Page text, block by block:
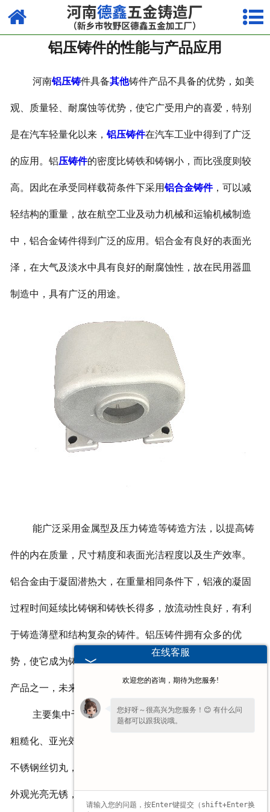
网站首页
走进我们
产品中心
荣誉资质
厂容厂貌
视频中心
铝压铸件的性能与产品应用
河南铝压铸件具备其他铸件产品不具备的优势，如美
观、质量轻、耐腐蚀等优势，使它广受用户的喜爱，特别
是在汽车轻量化以来，铝压铸件在汽车工业中得到了广泛
的应用。铝压铸件的密度比铸铁和铸钢小，而比强度则较
高。因此在承受同样载荷条件下采用铝合金铸件，可以减
轻结构的重量，故在航空工业及动力机械和运输机械制造
中，铝合金铸件得到广泛的应用。铝合金有良好的表面光
泽，在大气及淡水中具有良好的耐腐蚀性，故在民用器皿
制造中，具有广泛的用途。
能广泛采用金属型及压力铸造等铸造方法，以提高铸
件的内在质量，尺寸精度和表面光洁程度以及生产效率。
铝合金由于凝固潜热大，在重量相同条件下，铝液的凝固
过程时间延续比铸钢和铸铁长得多，放流动性良好，有利
于铸造薄壁和结构复杂的铸件。铝压铸件拥有众多的优
势，使它成为铸造行业的发展方向和采购客户***受喜爱的
产品之一，未来随着铝压铸件铸造技术的进步。
主要集中于去产品表面氧化皮、边缘表面毛刺、表面
粗糙化、亚光郊果、平整强化、除锈处理。不锈钢丸俗称
不锈钢丝切丸，采用拉丝、切割、抛圆等工艺精制而成，
外观光亮无锈，圆珠状。
在线客服
欢迎您的咨询，期待为您服务!
您好呀～很高兴为您服务！😊 有什么问
题都可以跟我说哦。